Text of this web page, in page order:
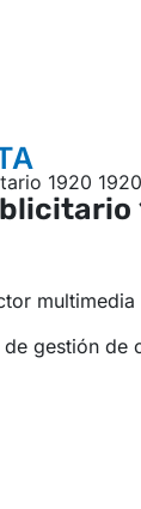
multimedia
de gestión de